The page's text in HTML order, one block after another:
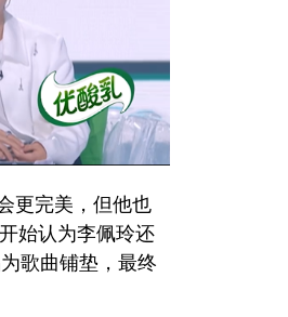
更完美，但他也
始认为李佩玲还
歌曲铺垫，最终